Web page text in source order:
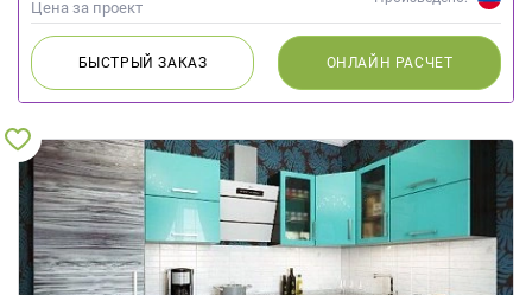
Цена за проект
БЫСТРЫЙЗАКАЗ ОНЛАЙН РАСЧЕТ